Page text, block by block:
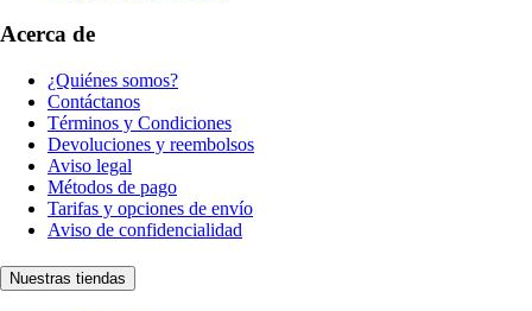
Acerca de
¿Quiénes somos?
Contáctanos
Términos y Condiciones
Devoluciones y reembolsos
Aviso legal
Métodos de pago
Tarifas y opciones de envío
Aviso de confidencialidad
Nuestras tiendas